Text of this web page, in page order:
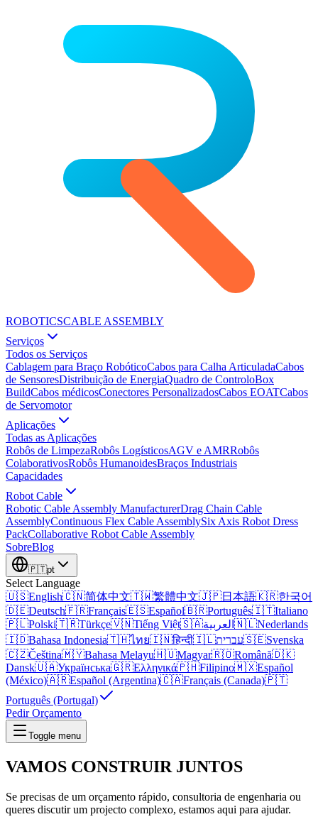
ROBOTICSCABLE ASSEMBLY
Serviços
Todos os Serviços
Cablagem para Braço RobóticoCabos para Calha ArticuladaCabos
de SensoresDistribuição de EnergiaQuadro de ControloBox
BuildCabos médicosConectores PersonalizadosCabos EOATCabos
de Servomotor
Aplicações
Todas as Aplicações
Robôs de LimpezaRobôs LogísticosAGV e AMRRobôs
ColaborativosRobôs HumanoidesBraços Industriais
Capacidades
Robot Cable
Robotic Cable Assembly ManufacturerDrag Chain Cable
AssemblyContinuous Flex Cable AssemblySix Axis Robot Dress
PackCollaborative Robot Cable Assembly
SobreBlog
🇵🇹pt
Select Language
🇺🇸English🇨🇳简体中文🇹🇼繁體中文🇯🇵日本語🇰🇷한국어
🇩🇪Deutsch🇫🇷Français🇪🇸Español🇧🇷Português🇮🇹Italiano
🇵🇱Polski🇹🇷Türkçe🇻🇳Tiếng Việt🇸🇦العربية 🇳🇱Nederlands
🇮🇩Bahasa Indonesia🇹🇭ไทย🇮🇳हिन्दी🇮🇱עברית🇸🇪Svenska
🇨🇿Čeština🇲🇾Bahasa Melayu🇭🇺Magyar🇷🇴Română🇩🇰
Dansk🇺🇦Українська🇬🇷Ελληνικά🇵🇭Filipino🇲🇽Español
(México)🇦🇷Español (Argentina)🇨🇦Français (Canada)🇵🇹
Português (Portugal)
Pedir Orçamento
Toggle menu
VAMOS CONSTRUIR JUNTOS
Se precisas de um orçamento rápido, consultoria de engenharia ou
queres discutir um projecto complexo, estamos aqui para ajudar.